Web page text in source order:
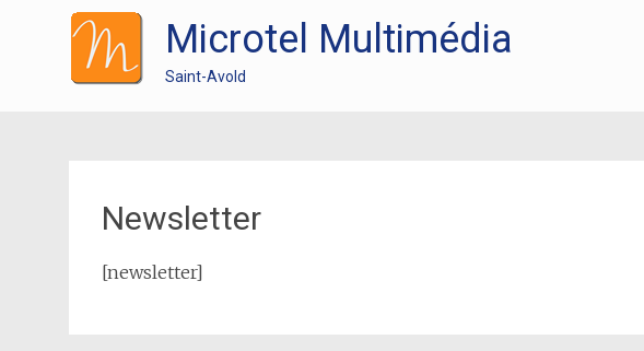
Microtel Multimédia
Saint-Avold
Newsletter
[newsletter]